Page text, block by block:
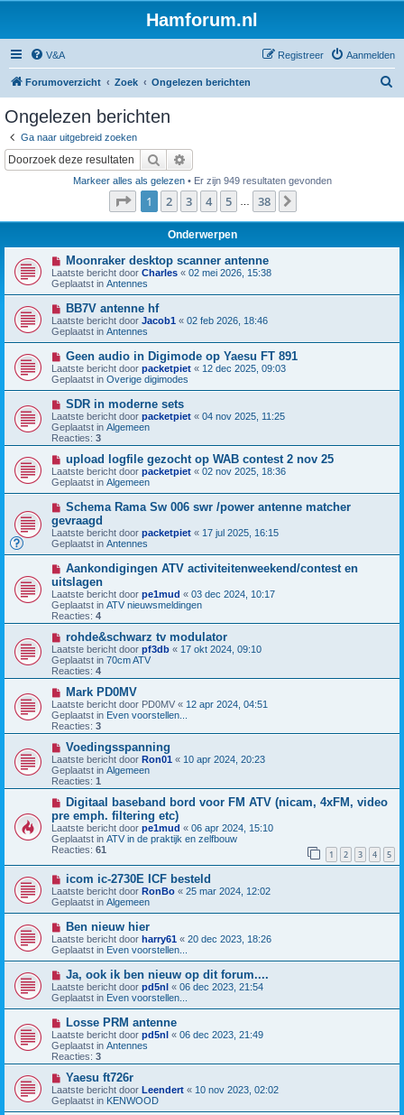
Hamforum.nl
V&A Aanmelden
Registreer
Forumoverzicht Zoek Ongelezen berichten
Ongelezen berichten
Ga naar uitgebreid zoeken
Zoek
Markeer alles als gelezen• Er zijn 949 resultaten gevonden
Pagina van 38
1 2 3 4 5 38
Onderwerpen
N
i
e
u
w
b
e
r
i
c
h
t
Moonraker desktop scanner antenne
Laatste bericht door Charles « 02 mei 2026, 15:38
Geplaatst in Antennes
N
i
e
u
w
b
e
r
i
c
h
t
BB7V antenne hf
Laatste bericht door Jacob1 « 02 feb 2026, 18:46
Geplaatst in Antennes
N
i
e
u
w
b
e
r
i
h
t
Geen audio in Digimode op Yaesu FT 891
Laatste bericht door packetpiet « 12 dec 2025, 09:03
Geplaatst in Overige digimodes
N
i
e
u
w
b
e
r
i
h
t
SDR in moderne sets
Laatste bericht door packetpiet « 04 nov 2025, 11:25
Geplaatst in Algemeen
Reacties: 3
N
i
e
u
w
b
e
r
i
c
t
upload logfile gezocht op WAB contest 2 nov 25
Laatste bericht door packetpiet « 02 nov 2025, 18:36
Geplaatst in Algemeen
N
e
u
w
b
e
r
i
c
h
t
Schema Rama Sw 006 swr /power antenne matcher
gevraagd
Laatste bericht door packetpiet « 17 jul 2025, 16:15
Geplaatst in Antennes
N
i
e
u
w
b
i
c
h
Aankondigingen ATV activiteitenweekend/contest en
uitslagen
Laatste bericht door pe1mud « 03 dec 2024, 10:17
Geplaatst in ATV nieuwsmeldingen
Reacties: 4
N
i
e
u
w
b
e
r
i
c
h
rohde&schwarz tv modulator
Laatste bericht door pf3db « 17 okt 2024, 09:10
Geplaatst in 70cm ATV
Reacties: 4
N
i
e
u
w
b
r
i
c
h
Mark PD0MV
Laatste bericht door PD0MV « 12 apr 2024, 04:51
Geplaatst in Even voorstellen...
Reacties: 3
N
i
e
u
w
b
e
r
i
c
h
t
Voedingsspanning
Laatste bericht door Ron01 « 10 apr 2024, 20:23
Geplaatst in Algemeen
Reacties: 1
N
e
u
w
b
e
c
h
Digitaal baseband bord voor FM ATV (nicam, 4xFM, video
pre emph. filtering etc)
Laatste bericht door pe1mud « 06 apr 2024, 15:10
Geplaatst in ATV in de praktijk en zelfbouw
Reacties: 61 1 2 3 4 5
N
i
e
u
w
b
e
r
i
c
h
t
icom ic-2730E ICF besteld
Laatste bericht door RonBo « 25 mar 2024, 12:02
Geplaatst in Algemeen
N
i
e
u
w
b
e
r
i
h
t
Ben nieuw hier
Laatste bericht door harry61 « 20 dec 2023, 18:26
Geplaatst in Even voorstellen...
N
i
e
u
w
b
e
r
i
t
Ja, ook ik ben nieuw op dit forum....
Laatste bericht door pd5nl « 06 dec 2023, 21:54
Geplaatst in Even voorstellen...
N
i
e
u
w
b
r
i
Losse PRM antenne
Laatste bericht door pd5nl « 06 dec 2023, 21:49
Geplaatst in Antennes
Reacties: 3
N
i
e
u
Yaesu ft726r
Laatste bericht door Leendert « 10 nov 2023, 02:02
Geplaatst in KENWOOD